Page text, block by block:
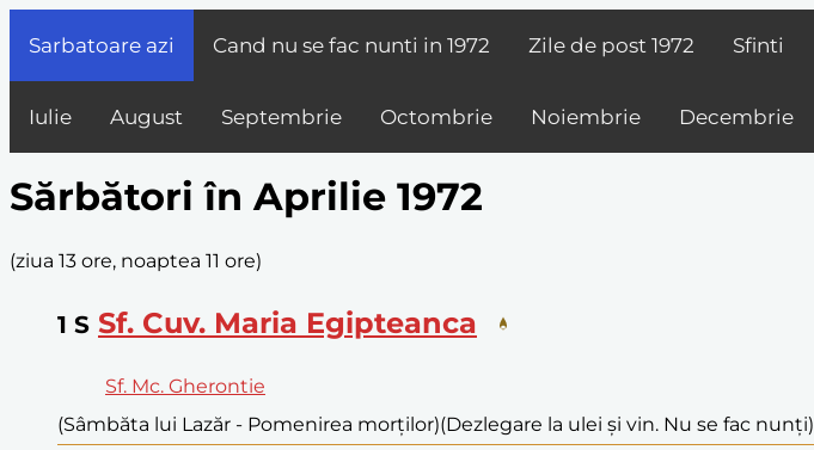
Sarbatoare azi Cand nu se fac nunti in 1972 Zile de post 1972 Sfinti
Iulie August Septembrie Octombrie Noiembrie Decembrie
Sărbători în Aprilie 1972
(ziua 13 ore, noaptea 11 ore)
1 S Sf. Cuv. Maria Egipteanca
Sf. Mc. Gherontie
(Sâmbăta lui Lazăr - Pomenirea morților)(Dezlegare la ulei și vin. Nu se fac nunți)